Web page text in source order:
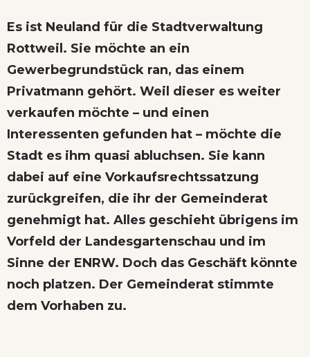
Es ist Neuland für die Stadtverwaltung
Rottweil. Sie möchte an ein
Gewerbegrundstück ran, das einem
Privatmann gehört. Weil dieser es weiter
verkaufen möchte – und einen
Interessenten gefunden hat – möchte die
Stadt es ihm quasi abluchsen. Sie kann
dabei auf eine Vorkaufsrechtssatzung
zurückgreifen, die ihr der Gemeinderat
genehmigt hat. Alles geschieht übrigens im
Vorfeld der Landesgartenschau und im
Sinne der ENRW. Doch das Geschäft könnte
noch platzen. Der Gemeinderat stimmte
dem Vorhaben zu.